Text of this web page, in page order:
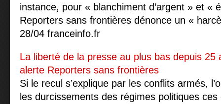
instance, pour « blanchiment d’argent » et «
Reporters sans frontières dénonce un «
28/04 franceinfo.fr
La liberté de la presse au plus bas depuis 25
alerte Reporters sans frontières
Si le recul s’explique par les conflits armés,
les durcissements des régimes politiques